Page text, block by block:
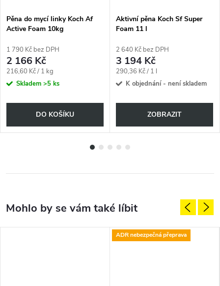
Pěna do mycí linky Koch Af
Active Foam 10kg
1 790 Kč bez DPH
2 166 Kč
Měrná
cena:
216,60 Kč / 1 kg
Skladem >5 ks
DO KOŠÍKU
Aktivní pěna Koch Sf Super
Foam 11 l
2 640 Kč bez DPH
3 194 Kč
Měrná
cena:
290,36 Kč / 1 l
K objednání - není skladem
ZOBRAZIT
ADR nebezpečná přeprava